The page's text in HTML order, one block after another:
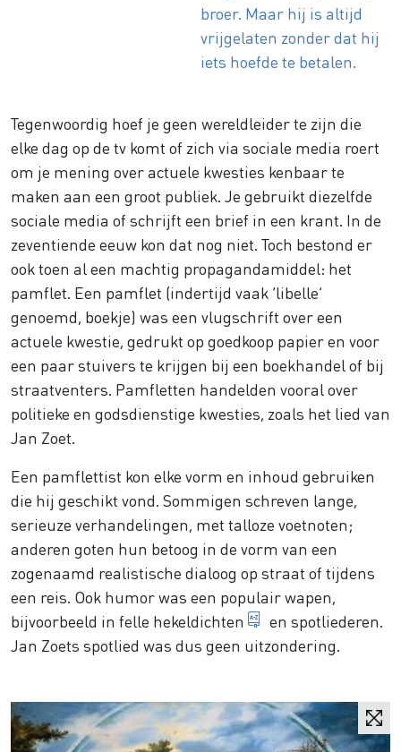
broer. Maar hij is altijd
vrijgelaten zonder dat hij
iets hoefde te betalen.
Tegenwoordig hoef je geen wereldleider te zijn die
elke dag op de tv komt of zich via sociale media roert
om je mening over actuele kwesties kenbaar te
maken aan een groot publiek. Je gebruikt diezelfde
sociale media of schrijft een brief in een krant. In de
zeventiende eeuw kon dat nog niet. Toch bestond er
ook toen al een machtig propagandamiddel: het
pamflet. Een pamflet (indertijd vaak ‘libelle’
genoemd, boekje) was een vlugschrift over een
actuele kwestie, gedrukt op goedkoop papier en voor
een paar stuivers te krijgen bij een boekhandel of bij
straatventers. Pamfletten handelden vooral over
politieke en godsdienstige kwesties, zoals het lied van
Jan Zoet.
Een pamflettist kon elke vorm en inhoud gebruiken
die hij geschikt vond. Sommigen schreven lange,
serieuze verhandelingen, met talloze voetnoten;
anderen goten hun betoog in de vorm van een
zogenaamd realistische dialoog op straat of tijdens
een reis. Ook humor was een populair wapen,
bijvoorbeeld in felle hekeldichten gedicht met
en spotliederen.
Jan Zoets spotlied was dus geen uitzondering.